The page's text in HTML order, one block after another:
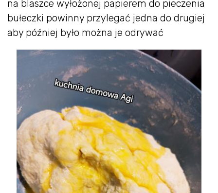
na blaszce wyłożonej papierem do pieczenia
bułeczki powinny przylegać jedna do drugiej
aby później było można je odrywać